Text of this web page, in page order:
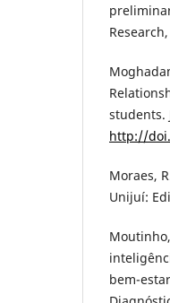
students.
http://
Moraes,
Unijuí:
bem-